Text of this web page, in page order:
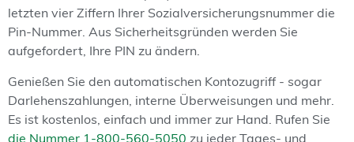
letzten vier Ziffern Ihrer Sozialversicherungsnummer die
Pin-Nummer. Aus Sicherheitsgründen werden Sie
aufgefordert, Ihre PIN zu ändern.
Genießen Sie den automatischen Kontozugriff - sogar
Darlehenszahlungen, interne Überweisungen und mehr.
Es ist kostenlos, einfach und immer zur Hand. Rufen Sie
die Nummer 1-800-560-5050 zu jeder Tages- und